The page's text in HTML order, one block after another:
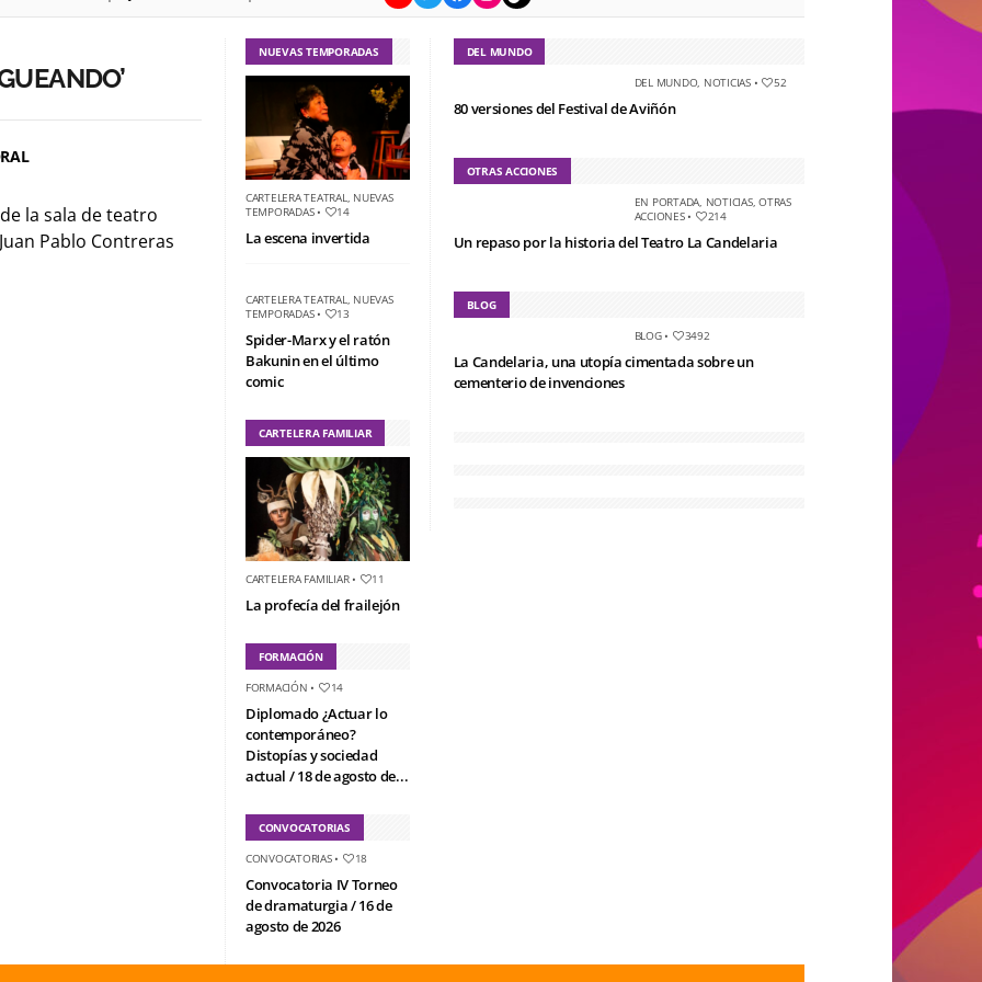
la sala de teatro
Pablo Contreras
NUEVAS TEMPORADAS
CARTELERA TEATRAL, NUEVAS
TEMPORADAS• 14
La escena invertida
CARTELERA TEATRAL, NUEVAS
TEMPORADAS• 13
Spider-Marx y el ratón
Bakunin en el último
comic
CARTELERA FAMILIAR
CARTELERA FAMILIAR• 11
La profecía del frailejón
FORMACIÓN
FORMACIÓN • 14
Diplomado ¿Actuar lo
contemporáneo?
Distopías y sociedad
actual / 18 de agosto de...
CONVOCATORIAS
CONVOCATORIAS• 18
Convocatoria IV Torneo
de dramaturgia / 16 de
agosto de 2026
DEL MUNDO
DEL MUNDO, NOTICIAS• 52
80 versiones del Festival de Aviñón
OTRAS ACCIONES
EN PORTADA, NOTICIAS,OTRAS
ACCIONES• 214
Un repaso por la historia del Teatro La Candelaria
BLOG
BLOG• 3492
La Candelaria, una utopía cimentada sobre un
cementerio de invenciones